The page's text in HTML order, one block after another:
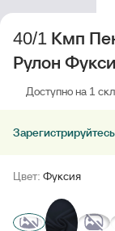
40/1 Кмп
Рулон
Доступно на 1
Цвет: Фуксия